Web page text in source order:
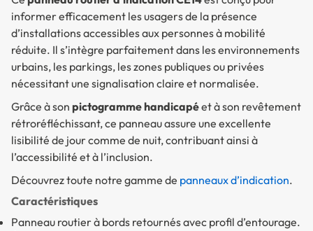
informer efficacement les usagers de la présence
d’installations accessibles aux personnes à mobilité
réduite. Il s’intègre parfaitement dans les environnements
urbains, les parkings, les zones publiques ou privées
nécessitant une signalisation claire et normalisée.
Grâce à son pictogramme handicapéet à son revêtement
rétroréfléchissant, ce panneau assure une excellente
lisibilité de jour comme de nuit, contribuant ainsi à
l’accessibilité et à l’inclusion.
Découvrez toute notre gamme de panneaux d’indication.
Caractéristiques
Panneau routier à bords retournés avec profil d’entourage.